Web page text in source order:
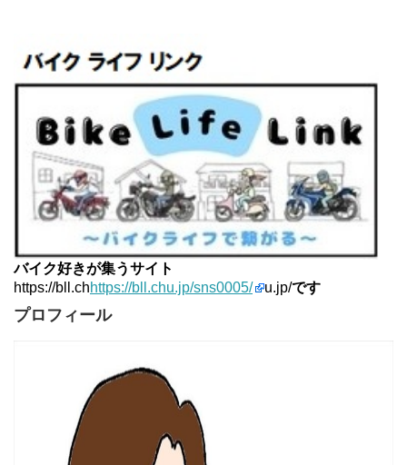
15位 ほんまもん商会
バイク好きが集うサイト
https://bll.chhttps://bll.chu.jp/sns0005/ u.jp/です
プロフィール